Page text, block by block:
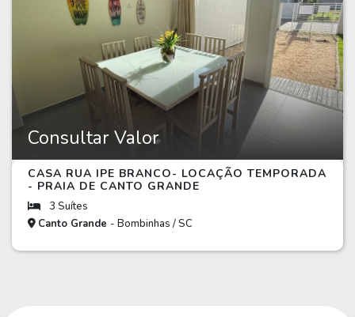
Consultar Valor
CASA RUA IPE BRANCO- LOCAÇÃO TEMPORADA
- PRAIA DE CANTO GRANDE
3 Suítes
Canto Grande - Bombinhas / SC